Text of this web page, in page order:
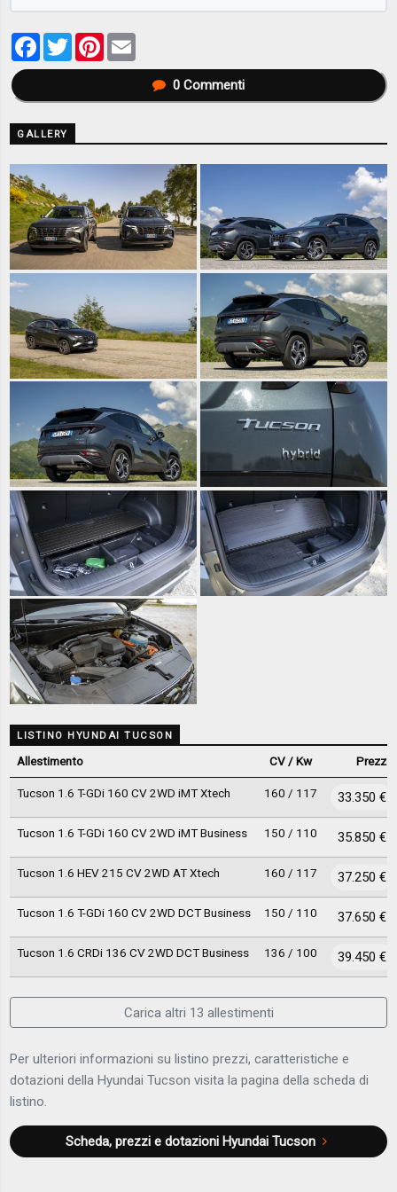
Facebook
TwitterPinterest
0Commenti
GALLERY
LISTINO HYUNDAI TUCSON
Allestimento CV / Kw Prezzo
Tucson 1.6 T-GDi 160 CV 2WD iMT Xtech 160 / 117 33.350 €
Tucson 1.6 T-GDi 160 CV 2WD iMT Business 150 / 110 35.850 €
Tucson 1.6 HEV 215 CV 2WD AT Xtech 160 / 117 37.250 €
Tucson 1.6 T-GDi 160 CV 2WD DCT Business 150 / 110 37.650 €
Tucson 1.6 CRDi 136 CV 2WD DCT Business 136 / 100 39.450 €
Carica altri 13 allestimenti
Per ulteriori informazioni su listino prezzi, caratteristiche e
dotazioni della Hyundai Tucson visita la pagina della scheda di
listino.
Scheda, prezzi e dotazioni Hyundai Tucson